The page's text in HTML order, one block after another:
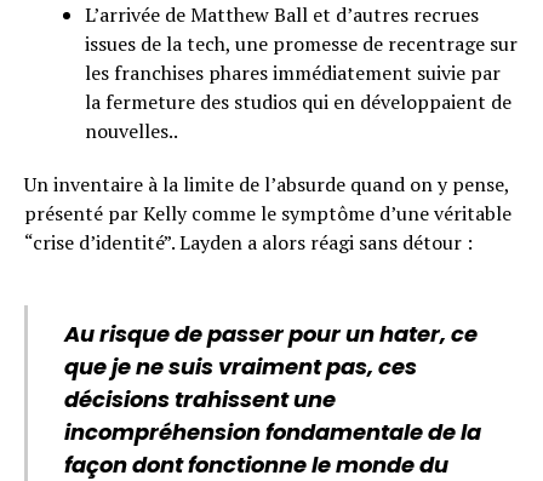
L’arrivée de Matthew Ball et d’autres recrues
issues de la tech, une promesse de recentrage sur
les franchises phares immédiatement suivie par
la fermeture des studios qui en développaient de
nouvelles..
Un inventaire à la limite de l’absurde quand on y pense,
présenté par Kelly comme le symptôme d’une véritable
“crise d’identité”. Layden a alors réagi sans détour :
Au risque de passer pour un hater, ce
que je ne suis vraiment pas, ces
décisions trahissent une
incompréhension fondamentale de la
façon dont fonctionne le monde du